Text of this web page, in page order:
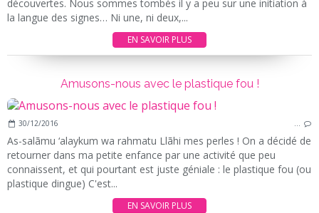
découvertes. Nous sommes tombés il y a peu sur une initiation à
la langue des signes… Ni une, ni deux,...
EN SAVOIR PLUS
Amusons-nous avec le plastique fou !
30/12/2016 …
As-salãmu ‘alaykum wa rahmatu Llãhi mes perles ! On a décidé de
retourner dans ma petite enfance par une activité que peu
connaissent, et qui pourtant est juste géniale : le plastique fou (ou
plastique dingue) C'est...
EN SAVOIR PLUS